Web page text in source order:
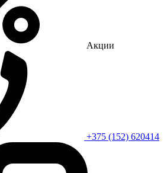
Акции
+375 (152) 620414